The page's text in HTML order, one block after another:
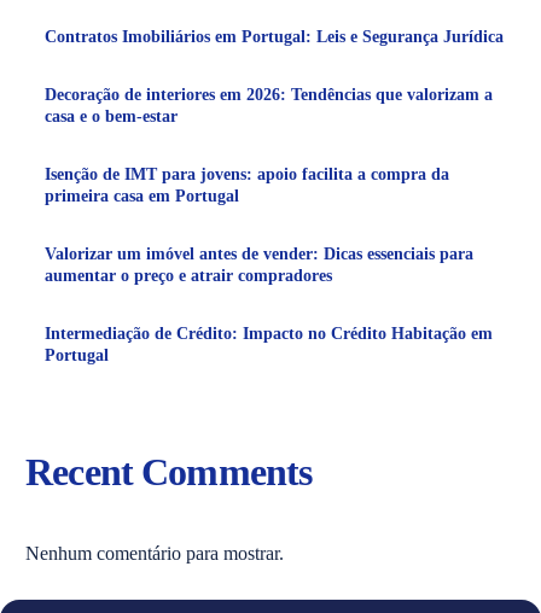
Contratos Imobiliários em Portugal: Leis e Segurança Jurídica
Decoração de interiores em 2026: Tendências que valorizam a
casa e o bem-estar
Isenção de IMT para jovens: apoio facilita a compra da
primeira casa em Portugal
Valorizar um imóvel antes de vender: Dicas essenciais para
aumentar o preço e atrair compradores
Intermediação de Crédito: Impacto no Crédito Habitação em
Portugal
Recent Comments
Nenhum comentário para mostrar.